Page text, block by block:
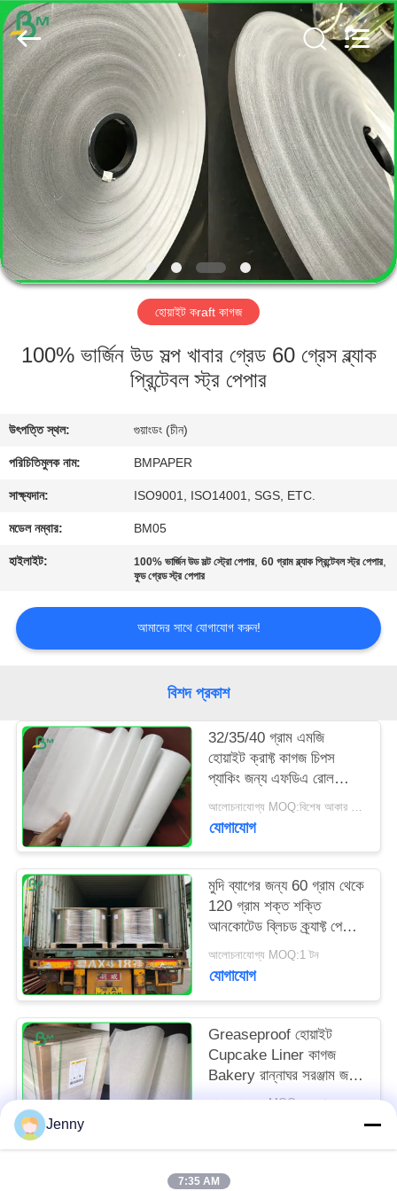
বাড়ি
পণ্য
আমাদের
সম্পর্কে
কারখানা
যোগাযোগ
করুন
খবর
কেস
PRIVACY
POLICY
GUANGZHOU
BMPAPER
CO.,
LTD..
Rights
Reserved.
হোয়াইট কraft কাগজ
100% ভার্জিন উড সল্প খাবার গ্রেড 60 গ্রেস ব্ল্যাক
প্রিন্টেবল স্ট্র পেপার
উৎপত্তি স্থল: গুয়াংডং (চীন)
পরিচিতিমুলক নাম: BMPAPER
সাক্ষ্যদান: ISO9001, ISO14001, SGS, ETC.
মডেল নম্বার: BM05
হাইলাইট: 100% ভার্জিন উড সল্ট স্ট্রো পেপার,60 গ্রাম ব্ল্যাক প্রিন্টেবল স্ট্র পেপার,
ফুড গ্রেড স্ট্র পেপার
আমাদের সাথে যোগাযোগ করুন!
বিশদ প্রকাশ
32/35/40 গ্রাম এমজি
হোয়াইট ক্রাফ্ট কাগজ চিপস
প্যাকিং জন্য এফডিএ রোল
আলোচনাযোগ্য MOQ:বিশেষ আকার জন্য 1 টন
যোগাযোগ
মুদি ব্যাগের জন্য 60 গ্রাম থেকে
120 গ্রাম শক্ত শক্তি
আনকোটেড ব্লিচড ক্র্যাফ্ট পেপার
আলোচনাযোগ্য MOQ:1 টন
যোগাযোগ
Greaseproof হোয়াইট
Cupcake Liner কাগজ
Bakery রান্নাঘর সরঞ্জাম জন্য
31 - 38gsm
আলোচনাযোগ্য MOQ:সাধারণ আকারের জন্য 1 টন এবং বিশেষ আকারের জন্য 10 টন
Jenny
7:35 AM